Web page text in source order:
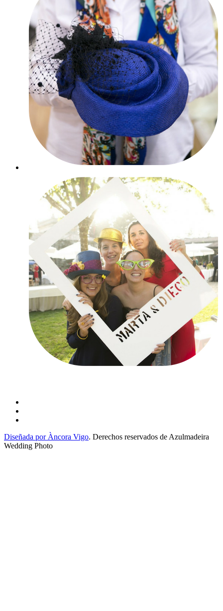
Diseñada por Àncora Vigo. Derechos reservados de Azulmadeira
Wedding Photo